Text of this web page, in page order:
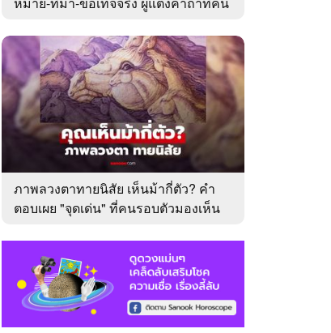
ภาพลวงตาทายนิสัย เห็นม้ากี่ตัว? คำ
ตอบเผย "จุดเด่น" ที่คนรอบตัวมองเห็น